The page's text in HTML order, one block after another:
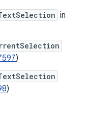
in
)
)